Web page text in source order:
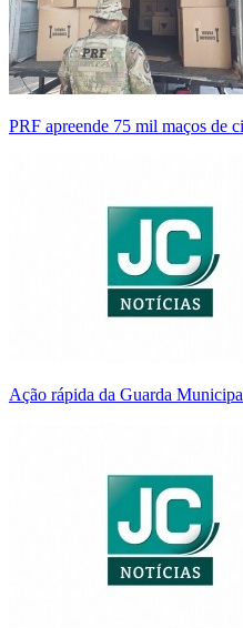
PRF apreende 75 mil maços de
Ação rápida da Guarda